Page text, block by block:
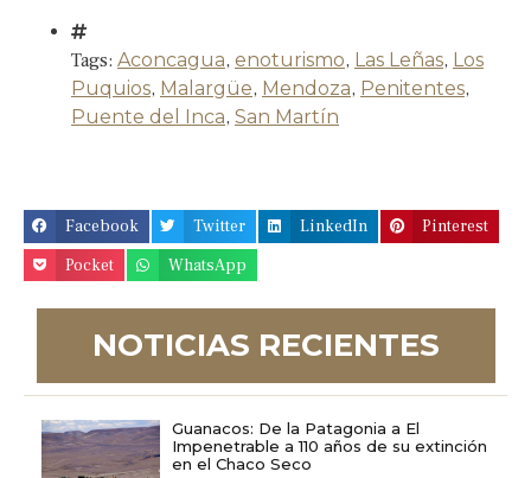
Tags: Aconcagua, enoturismo, Las Leñas, Los
Puquios, Malargüe, Mendoza, Penitentes,
Puente del Inca, San Martín
Facebook Twitter LinkedIn
Pinterest
Pocket
WhatsApp
NOTICIAS RECIENTES
Guanacos: De la Patagonia a El
Impenetrable a 110 años de su extinción
en el Chaco Seco